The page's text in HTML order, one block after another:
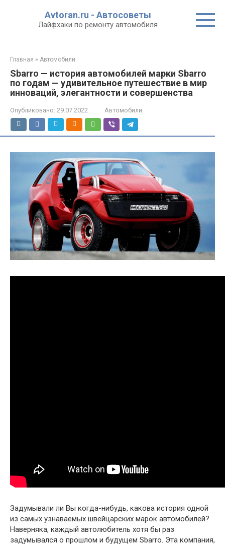
Avtoran.ru - Автосоветы
Лайфхаки по ремонту автомобиля
Главная » Автомобили
Sbarro — история автомобилей марки Sbarro
по годам — удивительное путешествие в мир
инноваций, элегантности и совершенства
Опубликовано: 29.07.2022 Автомобили
Задумывали ли Вы когда-нибудь, какова история одной
из самых узнаваемых швейцарских марок автомобилей?
Наверняка, каждый автолюбитель хотя бы раз
задумывался о прошлом и будущем Sbarro. Эта компания,